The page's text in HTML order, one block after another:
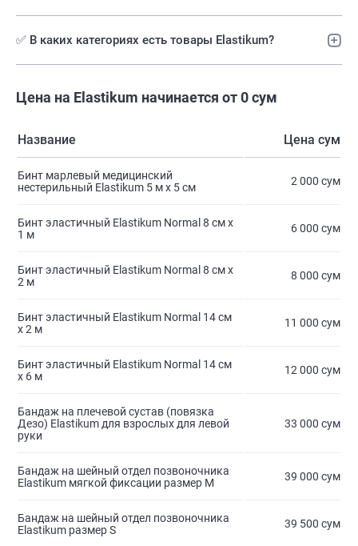
✅ В каких категориях есть товары Elastikum?
Цена на Elastikum начинается от 0 сум
Название Цена сум
Бинт марлевый медицинский
нестерильный Elastikum 5 м х 5 см
2 000 сум
Бинт эластичный Elastikum Normal 8 см х
1 м
6 000 сум
Бинт эластичный Elastikum Normal 8 см х
2 м
8 000 сум
Бинт эластичный Elastikum Normal 14 см
х 2 м
11 000 сум
Бинт эластичный Elastikum Normal 14 см
х 6 м
12 000 сум
Бандаж на плечевой сустав (повязка
Дезо) Elastikum для взрослых для левой
руки
33 000 сум
Бандаж на шейный отдел позвоночника
Elastikum мягкой фиксации размер M
39 000 сум
Бандаж на шейный отдел позвоночника
Elastikum размер S
39 500 сум